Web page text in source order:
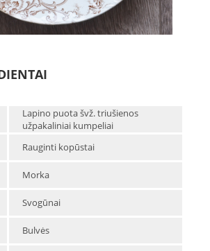
Lapino puota švž. triušienos
užpakaliniai kumpeliai
Rauginti kopūstai
Morka
Svogūnai
Bulvės